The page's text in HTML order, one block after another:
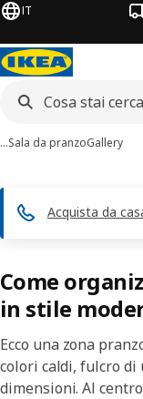
IT
…Sala da pranzoGallery
Acquista da
Come
in stile
Ecco una zona
colori caldi, fulcro di
dimensioni. Al